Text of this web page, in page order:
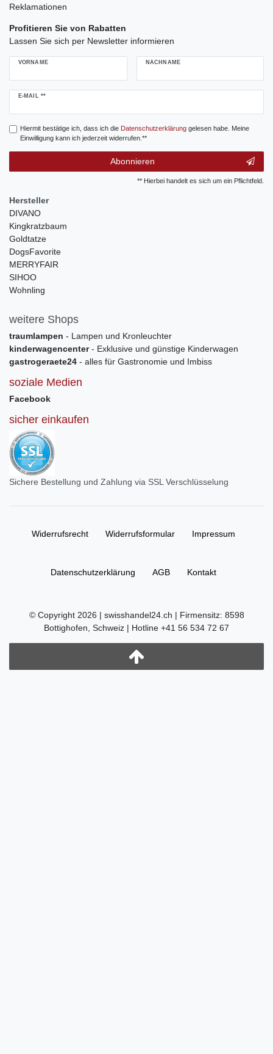
Reklamationen
Profitieren Sie von Rabatten
Lassen Sie sich per Newsletter informieren
VORNAME NACHNAME
E-MAIL **
Newsletter
Hiermit bestätige ich, dass ich die Daten­schutz­erklärunggelesen habe. Meine
Einwilligung kann ich jederzeit widerrufen.**
Abonnieren
** Hierbei handelt es sich um ein Pflichtfeld.
Hersteller
DIVANO
Kingkratzbaum
Goldtatze
DogsFavorite
MERRYFAIR
SIHOO
Wohnling
weitere Shops
traumlampen - Lampen und Kronleuchter
kinderwagencenter- Exklusive und günstige Kinderwagen
gastrogeraete24 - alles für Gastronomie und Imbiss
soziale Medien
Facebook
sicher einkaufen
Sichere Bestellung und Zahlung via SSL Verschlüsselung
Widerrufs­recht Widerrufs­formular Impressum
Daten­schutz­erklärung AGB Kontakt
© Copyright 2026 | swisshandel24.ch | Firmensitz: 8598
Bottighofen, Schweiz | Hotline +41 56 534 72 67